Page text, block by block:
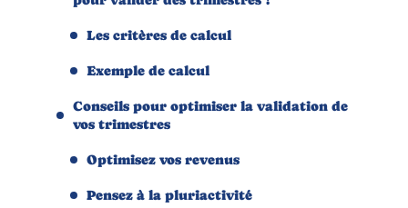
Les critères de calcul
Exemple de calcul
Conseils pour optimiser la validation de
vos trimestres
Optimisez vos revenus
Pensez à la pluriactivité